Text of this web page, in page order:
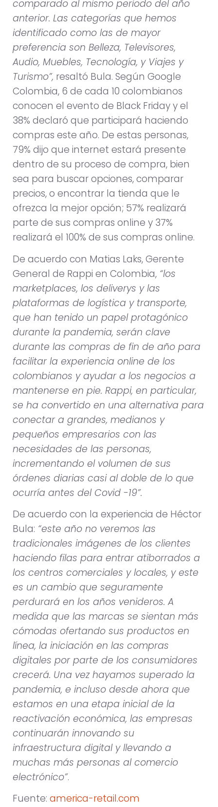
comparado al mismo periodo del año
anterior. Las categorías que hemos
identificado como las de mayor
preferencia son Belleza, Televisores,
Audio, Muebles, Tecnología, y Viajes y
Turismo”, resaltó Bula. Según Google
Colombia, 6 de cada 10 colombianos
conocen el evento de Black Friday y el
38% declaró que participará haciendo
compras este año. De estas personas,
79% dijo que internet estará presente
dentro de su proceso de compra, bien
sea para buscar opciones, comparar
precios, o encontrar la tienda que le
ofrezca la mejor opción; 57% realizará
parte de sus compras online y 37%
realizará el 100% de sus compras online.
De acuerdo con Matias Laks, Gerente
General de Rappi en Colombia, “los
marketplaces, los deliverys y las
plataformas de logística y transporte,
que han tenido un papel protagónico
durante la pandemia, serán clave
durante las compras de fin de año para
facilitar la experiencia online de los
colombianos y ayudar a los negocios a
mantenerse en pie. Rappi, en particular,
se ha convertido en una alternativa para
conectar a grandes, medianos y
pequeños empresarios con las
necesidades de las personas,
incrementando el volumen de sus
órdenes diarias casi al doble de lo que
ocurría antes del Covid -19”.
De acuerdo con la experiencia de Héctor
Bula: “este año no veremos las
tradicionales imágenes de los clientes
haciendo filas para entrar atiborrados a
los centros comerciales y locales, y este
es un cambio que seguramente
perdurará en los años venideros. A
medida que las marcas se sientan más
cómodas ofertando sus productos en
línea, la iniciación en las compras
digitales por parte de los consumidores
crecerá. Una vez hayamos superado la
pandemia, e incluso desde ahora que
estamos en una etapa inicial de la
reactivación económica, las empresas
continuarán innovando su
infraestructura digital y llevando a
muchas más personas al comercio
electrónico”.
Fuente: america-retail.com